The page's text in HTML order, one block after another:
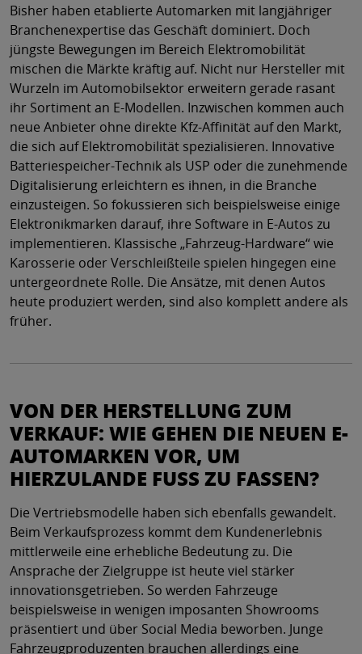
Bisher haben etablierte Automarken mit langjähriger
Branchenexpertise das Geschäft dominiert. Doch
jüngste Bewegungen im Bereich Elektromobilität
mischen die Märkte kräftig auf. Nicht nur Hersteller mit
Wurzeln im Automobilsektor erweitern gerade rasant
ihr Sortiment an E-Modellen. Inzwischen kommen auch
neue Anbieter ohne direkte Kfz-Affinität auf den Markt,
die sich auf Elektromobilität spezialisieren. Innovative
Batteriespeicher-Technik als USP oder die zunehmende
Digitalisierung erleichtern es ihnen, in die Branche
einzusteigen. So fokussieren sich beispielsweise einige
Elektronikmarken darauf, ihre Software in E-Autos zu
implementieren. Klassische „Fahrzeug-Hardware“ wie
Karosserie oder Verschleißteile spielen hingegen eine
untergeordnete Rolle. Die Ansätze, mit denen Autos
heute produziert werden, sind also komplett andere als
früher.
VON DER HERSTELLUNG ZUM
VERKAUF: WIE GEHEN DIE NEUEN E-
AUTOMARKEN VOR, UM
HIERZULANDE FUSS ZU FASSEN?
Die Vertriebsmodelle haben sich ebenfalls gewandelt.
Beim Verkaufsprozess kommt dem Kundenerlebnis
mittlerweile eine erhebliche Bedeutung zu. Die
Ansprache der Zielgruppe ist heute viel stärker
innovationsgetrieben. So werden Fahrzeuge
beispielsweise in wenigen imposanten Showrooms
präsentiert und über Social Media beworben. Junge
Fahrzeugproduzenten brauchen allerdings eine